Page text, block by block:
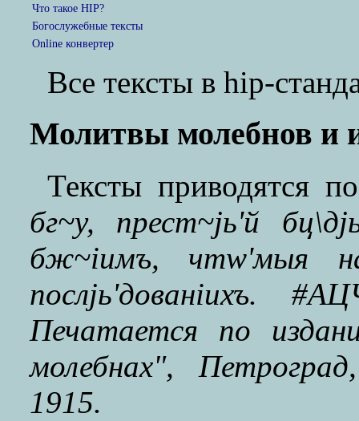
Что такое HIP?
Богослужебные тексты
Online конвертер
Все тексты в hip-
Молитвы молебнов и
Тексты приводятся
бг~у, прест~jь'й
бж~iимъ, чтw'мыя
послjь'дованiихъ.
Печатается по
молебнах",
1915.